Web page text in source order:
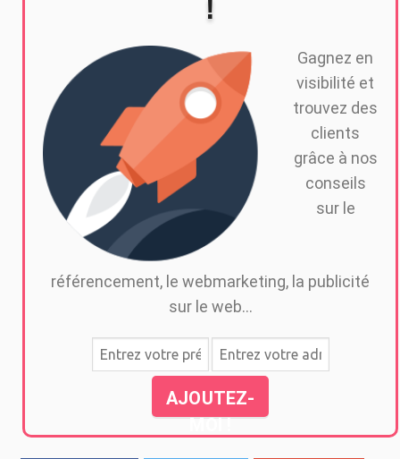
!
Gagnez en
visibilité et
trouvez des
clients
grâce à nos
conseils
sur le
référencement, le webmarketing, la publicité
sur le web...
AJOUTEZ-
MOI !